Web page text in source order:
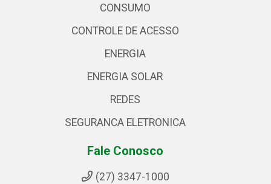
CONSUMO
CONTROLE DE ACESSO
ENERGIA
ENERGIA SOLAR
REDES
SEGURANCA ELETRONICA
Fale Conosco
(27) 3347-1000